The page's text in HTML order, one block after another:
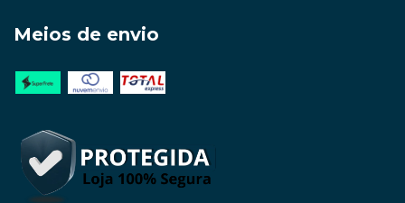
Meios de envio